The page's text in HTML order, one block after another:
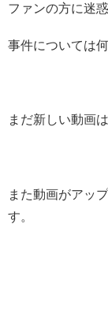
ファンの方に迷
事件については
まだ新しい動画
また動画がアッ
す。